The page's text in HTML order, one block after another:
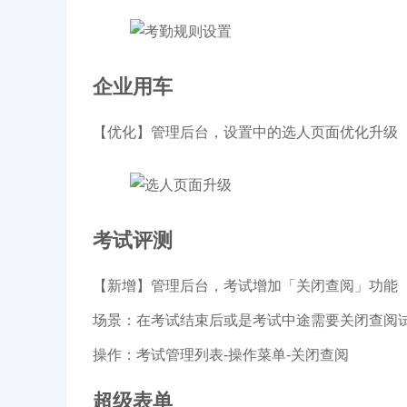
企业用车
【优化】管理后台，设置中的选人页面优化升级
考试评测
【新增】管理后台，考试增加「关闭查阅」功能
场景：在考试结束后或是考试中途需要关闭查阅
操作：考试管理列表-操作菜单-关闭查阅
超级表单